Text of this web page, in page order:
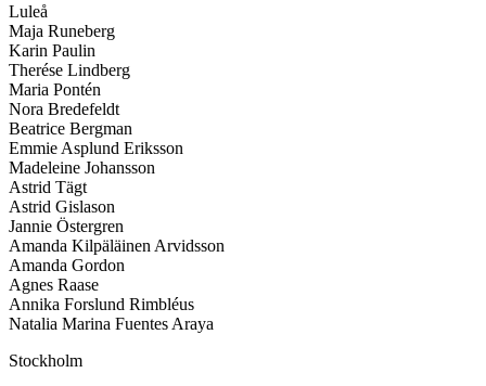
Luleå
Maja Runeberg
Karin Paulin
Therése Lindberg
Maria Pontén
Nora Bredefeldt
Beatrice Bergman
Emmie Asplund Eriksson
Madeleine Johansson
Astrid Tägt
Astrid Gislason
Jannie Östergren
Amanda Kilpäläinen Arvidsson
Amanda Gordon
Agnes Raase
Annika Forslund Rimbléus
Natalia Marina Fuentes Araya
Stockholm